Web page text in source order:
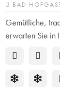
BAD
Gemütliche,
erwarten Sie in